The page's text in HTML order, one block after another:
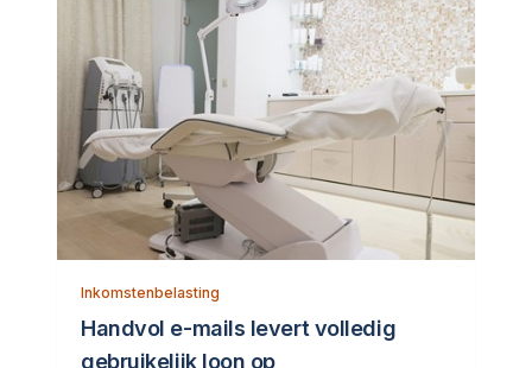
Inkomstenbelasting
Handvol e-mails levert volledig
gebruikelijk loon op